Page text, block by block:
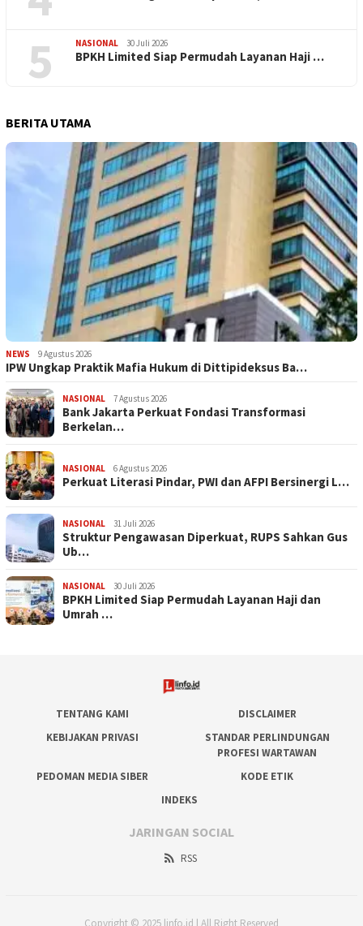
5 NASIONAL 30 Juli 2026
BPKH Limited Siap Permudah Layanan Haji …
BERITA UTAMA
NEWS 9 Agustus 2026
IPW Ungkap Praktik Mafia Hukum di Dittipideksus Ba…
NASIONAL 7 Agustus 2026
Bank Jakarta Perkuat Fondasi Transformasi
Berkelan…
NASIONAL 6 Agustus 2026
Perkuat Literasi Pindar, PWI dan AFPI Bersinergi L…
NASIONAL 31 Juli 2026
​Struktur Pengawasan Diperkuat, RUPS Sahkan Gus
Ub…
NASIONAL 30 Juli 2026
BPKH Limited Siap Permudah Layanan Haji dan
Umrah …
TENTANG KAMI
DISCLAIMER
KEBIJAKAN PRIVASI
STANDAR PERLINDUNGAN
PROFESI WARTAWAN
PEDOMAN MEDIA SIBER
KODE ETIK
INDEKS
JARINGAN SOCIAL
RSS
Copyright © 2025 linfo.id | All Right Reserved